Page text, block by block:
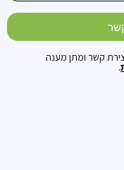
קשר ומתן מענה
.